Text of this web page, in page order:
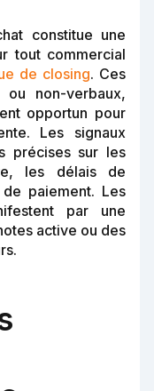
constitue une
tout commercial
de closing. Ces
ou non-verbaux,
opportun pour
Les signaux
précises sur les
les délais de
paiement. Les
par une
active ou des